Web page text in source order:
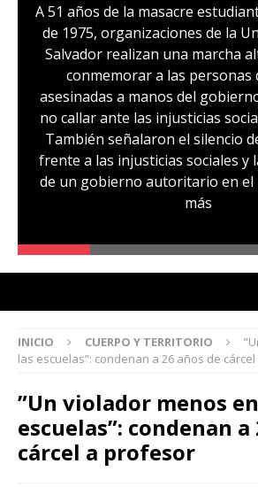
A 51 años de la masacre
de 1975, organizaciones de la
Salvador realizan una marcha
conmemorar a las personas
asesinadas a manos del
no callar ante las injusticias
También señalaron el silencio
frente a las injusticias sociales y
de un gobierno autoritario en el
más
INICIO CUERPO Y TERRITORIO
las escuelas”: condenan a 26 años de
”Un violador menos
escuelas”: condenan a
cárcel a profesor